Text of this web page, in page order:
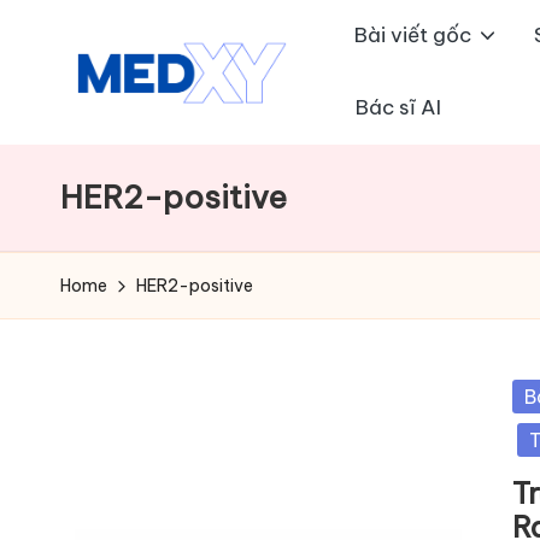
e
d
x
Bài viết gốc
Bác sĩ AI
HER2-positive
Home HER2-positive
in